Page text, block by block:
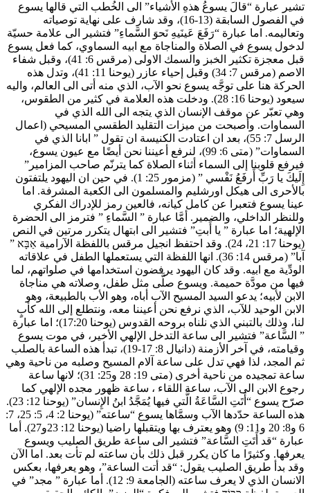
تشير عبارة “قالَ يسوعُ هذهِ الأَشياء” الى الخُطب التي قالها يسوع
في الفصول السابقة (13-16)، وقد شارف على نهاية توصياته
وتعاليمه. اما عبارة “رَفَعَ عَينَيهِ نَحوَ السَّماءِ” فتشير الى علامة حسيّة
لدخول يسوع في الصلاة والمناجاة مع ابيه السماوي، كما فعل يسوع
قبل معجزة تكثير الخبز والسمك الاولى (مرقس 6: 41)، وقبل شفاء
الاصم (مرقس 7: 34) وقبل إحياء عازر (يوحنا 11: 41)، وتدل هذه
الحركة هنا على توجَّه يسوع نحو الآب، الذي منه أتى الى العالم، واليه
سيعود (يوحنا 16: 28). ودخلت هذه العلامة في كثير من الطقوس،
وهي تعبّر عن موقف الإنسان الذي يتجه الى الله الذي في
السماوات. وأصبحت من ميزات التقليد الطقسي المسيحي (اعمال
الرسل 7: 55)، بعد ان اعتادت الكنيسة ان تقول ” ابانا الذي في
السماوات” (متى 6: 99)، لنرفع أعيننا نحن أيضًا مع عيون يسوع،
فيرفع قلوبنا إلى السماء أثناء الصلاة كما يترنّم صاحب المزامير”
إِلَيكَ يا رَبِّ أَرفَعُ نَفْسي ” (مزمور 25: 1). في حين ان اليهود يلتفتون
بالأحرى الى هيكل اورشليم والمسلمون الى الكعبة المشرفة. اما
عينا يسوع فتعبرا عن كامل كيانه، فالعين رمز للإدراك الفكري
وللنظر الداخلي، والضمير. أمَّا عبارة ” السَّماءِ ” فترمز الى الحضرة
الإلهية؛ اما عبارة ” يا أَبتِ” فتشير الى ابتهال يتكرر مرتين في النص
(يوحنا 17: 21، 24). وقد احتفظ انجيل مرقس باللفظة الآرامية אַבָּא ”
آبا” (مرقس 14: 36). انها اللفظة التي يستعملها الطفل في علاقاته
الودِّية مع ابيه. وقد كان اليهود يرفضون استخدامها في صلواتهم، لما
فيها من مودَّة حميمة. ويسوع صلَّى مثل طفل، وصلاته هي مناجاة
الابن لأبيه؛ يدعو السيد المسيح الآب أباه، وهو الأب بالطبيعة، وهو
الابن الوحيد للآب، الذي نرفع نحن أعيننا معه، ونتطلع إلى الله كأبٍ
لنا، وذلك بالتبني الذي نلناه بروحه القدوس (يوحنا 17:20)؛ اما عبارة
” السَّاعة” فتشير الى ساعة التدخل الإلهي الأخير، في موت يسوع
وقيامته، في آخر الأزمنة (دانيال 8: 17-19)، تبدأ هذه الساعة بالصلب
ثم المجد، لذا فهي تدل على ساعة آلام المسيح وصلبه من ناحية وهي
ساعة تمجيده من ناحية أخرى (متى 19: 28 و25: 31)؛ لانها ساعة
رجوع الابن الى الآب، ساعة اللقاء ، ساعة ظهور مجده الإلهي كما
صرّح يسوع “أَتَتِ السَّاعَةُ الَّتي فيها يُمَجَّدُ ابنُ الإِنسان” (يوحنا 12: 23).
هذه الساعة حدّدها الآب وسمَّاها يسوع “ساعته” (يوحنا 2: 4، 5: 25، 7:
6 و8: 20 و11: 9) وهو يعترف بها ويتقبلها راضيا (يوحنا 12: 23و27). أما
عبارة “قد أَتَتِ السَّاعة” فتشير الى ساعة طريق الصليب ويسوع
يعرفها. وكثيرًا ما كان يكرر قبل ذلك بأن ساعته لم تأت بعد. اما الآن
وقد بدأ طريق الصليب يقول: “قد أتت الساعة”، وهو يعرفها، بعكس
الانسان الذي لا يعرف ساعته (الجامعة 9: 12). أما عبارة ” مجد” في